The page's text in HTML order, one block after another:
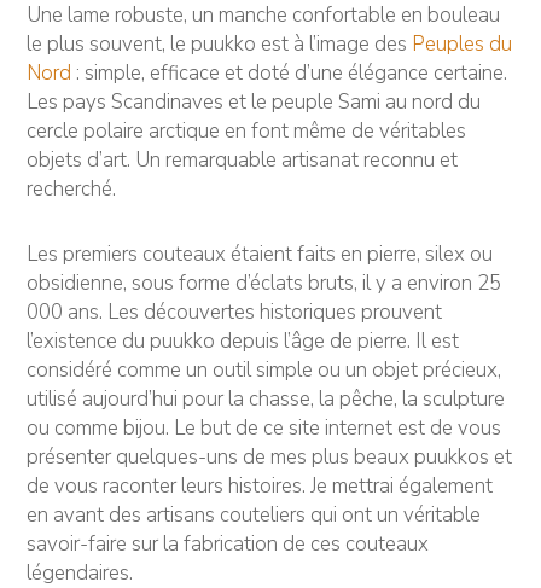
Une lame robuste, un manche confortable en bouleau
le plus souvent, le puukko est à l’image des Peuples du
Nord : simple, efficace et doté d’une élégance certaine.
Les pays Scandinaves et le peuple Sami au nord du
cercle polaire arctique en font même de véritables
objets d’art. Un remarquable artisanat reconnu et
recherché.
Les premiers couteaux étaient faits en pierre, silex ou
obsidienne, sous forme d’éclats bruts, il y a environ 25
000 ans. Les découvertes historiques prouvent
l’existence du puukko depuis l’âge de pierre. Il est
considéré comme un outil simple ou un objet précieux,
utilisé aujourd’hui pour la chasse, la pêche, la sculpture
ou comme bijou. Le but de ce site internet est de vous
présenter quelques-uns de mes plus beaux puukkos et
de vous raconter leurs histoires. Je mettrai également
en avant des artisans couteliers qui ont un véritable
savoir-faire sur la fabrication de ces couteaux
légendaires.